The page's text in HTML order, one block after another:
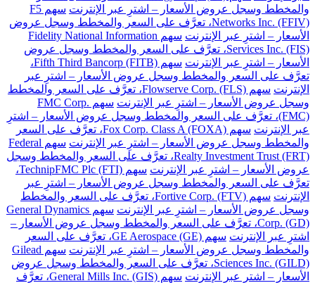
والمخطط وسجل عروض الأسعار – اشترِ عبر الإنترنت
سهم F5
Networks Inc. (FFIV)، تعرَّف على السعر والمخطط وسجل عروض
الأسعار – اشترِ عبر الإنترنت
سهم Fidelity National Information
Services Inc. (FIS)، تعرَّف على السعر والمخطط وسجل عروض
الأسعار – اشترِ عبر الإنترنت
سهم Fifth Third Bancorp (FITB)،
تعرَّف على السعر والمخطط وسجل عروض الأسعار – اشترِ عبر
الإنترنت
سهم Flowserve Corp. (FLS)، تعرَّف على السعر والمخطط
وسجل عروض الأسعار – اشترِ عبر الإنترنت
سهم FMC Corp.
(FMC)، تعرَّف على السعر والمخطط وسجل عروض الأسعار – اشترِ
عبر الإنترنت
سهم Fox Corp. Class A (FOXA)، تعرَّف على السعر
والمخطط وسجل عروض الأسعار – اشترِ عبر الإنترنت
سهم Federal
Realty Investment Trust (FRT)، تعرَّف على السعر والمخطط وسجل
عروض الأسعار – اشترِ عبر الإنترنت
سهم TechnipFMC Plc (FTI)،
تعرَّف على السعر والمخطط وسجل عروض الأسعار – اشترِ عبر
الإنترنت
سهم Fortive Corp. (FTV)، تعرَّف على السعر والمخطط
وسجل عروض الأسعار – اشترِ عبر الإنترنت
سهم General Dynamics
Corp. (GD)، تعرَّف على السعر والمخطط وسجل عروض الأسعار –
اشترِ عبر الإنترنت
سهم GE Aerospace (GE)، تعرَّف على السعر
والمخطط وسجل عروض الأسعار – اشترِ عبر الإنترنت
سهم Gilead
Sciences Inc. (GILD)، تعرَّف على السعر والمخطط وسجل عروض
الأسعار – اشترِ عبر الإنترنت
سهم General Mills Inc. (GIS)، تعرَّف